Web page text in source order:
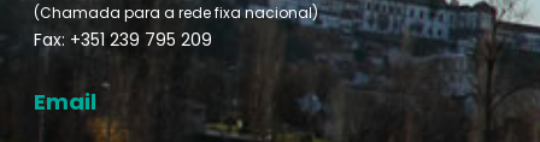
(Chamada para a rede fixa nacional)
Fax: +351 239 795 209
Email